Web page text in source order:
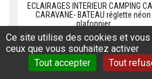
ECLAIRAGES INTERIEUR CAMPING
CARAVANE- BATEAU réglette néon
plafonnier
Réf.: ECLA467AB
Ce site utilise des cookies et
ceux que vous souhaitez activer
Tout accepter
Tout